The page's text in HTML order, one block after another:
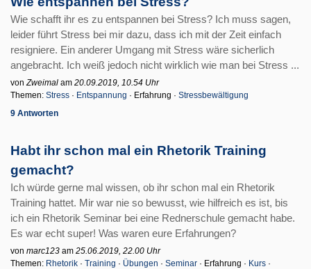
Wie schafft ihr es zu entspannen bei Stress? Ich muss sagen,
leider führt Stress bei mir dazu, dass ich mit der Zeit einfach
resigniere. Ein anderer Umgang mit Stress wäre sicherlich
angebracht. Ich weiß jedoch nicht wirklich wie man bei Stress ...
vonZweimal am 20.09.2019, 10.54 Uhr
Themen: Stress · Entspannung · Erfahrung · Stressbewältigung
9 Antworten
Habt ihr schon mal ein Rhetorik Training
gemacht?
Ich würde gerne mal wissen, ob ihr schon mal ein Rhetorik
Training hattet. Mir war nie so bewusst, wie hilfreich es ist, bis
ich ein Rhetorik Seminar bei eine Rednerschule gemacht habe.
Es war echt super! Was waren eure Erfahrungen?
von marc123 am 25.06.2019, 22.00 Uhr
Themen: Rhetorik · Training · Übungen · Seminar · Erfahrung · Kurs ·